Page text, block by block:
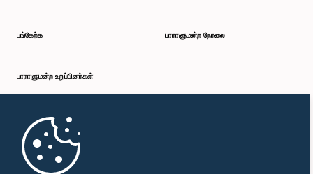
பி.ப. 2:01 - பி.ப. 2:12
பி.ப. 2:20 - பி.ப. 2:29
பங்கேற்க
பாராளுமன்ற உறுப்பினர்கள்
முதற்பக்கம்
பாராளுமன்ற நேரலை